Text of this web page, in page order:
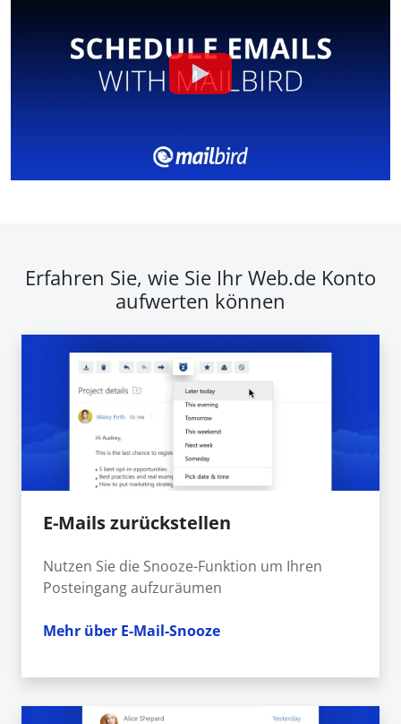
Erfahren Sie, wie Sie Ihr Web.de Konto
aufwerten können
E-Mails zurückstellen
Nutzen Sie die Snooze-Funktion um Ihren
Posteingang aufzuräumen
Mehr über E-Mail-Snooze